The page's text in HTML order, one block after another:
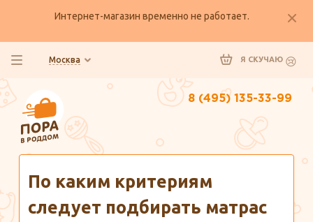
Интернет-магазин временно не работает.
Москва Я СКУЧАЮ
8 (495) 135-33-99
По каким критериям
следует подбирать матрас